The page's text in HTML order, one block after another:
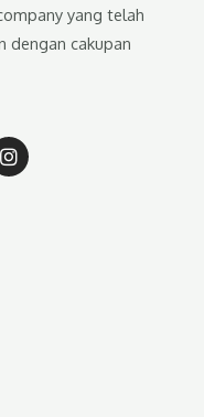
yang telah
dengan cakupan
I
n